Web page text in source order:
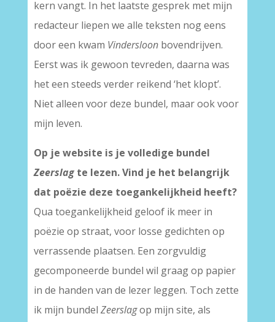
kern vangt. In het laatste gesprek met mijn
redacteur liepen we alle teksten nog eens
door een kwam Vindersloonbovendrijven.
Eerst was ik gewoon tevreden, daarna was
het een steeds verder reikend ‘het klopt’.
Niet alleen voor deze bundel, maar ook voor
mijn leven.
Op je website is je volledige bundel
Zeerslagte lezen. Vind je het belangrijk
dat poëzie deze toegankelijkheid heeft?
Qua toegankelijkheid geloof ik meer in
poëzie op straat, voor losse gedichten op
verrassende plaatsen. Een zorgvuldig
gecomponeerde bundel wil graag op papier
in de handen van de lezer leggen. Toch zette
ik mijn bundel Zeerslagop mijn site, als